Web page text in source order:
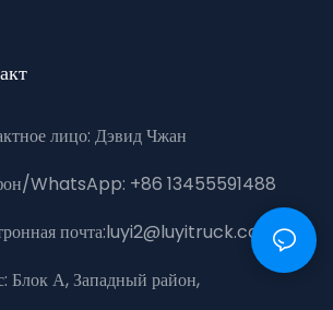
лицо: Дэвид Чжан
WhatsApp: +86 13455591488
почта:luyi2@luyitruck.com
Блок А, Западный район,